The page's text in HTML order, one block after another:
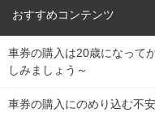
競輪くじ
Dokanto!
チャリロトプラザ
レース結果
キャリーオーバー一覧
北日本 函館競輪場
関
東
弥彦競輪場 前橋競
おすすめコンテンツ
競輪選手情報
Perfecta Navi
車券の購入は20歳になって
しみましょう～
車券の購入にのめり込む不